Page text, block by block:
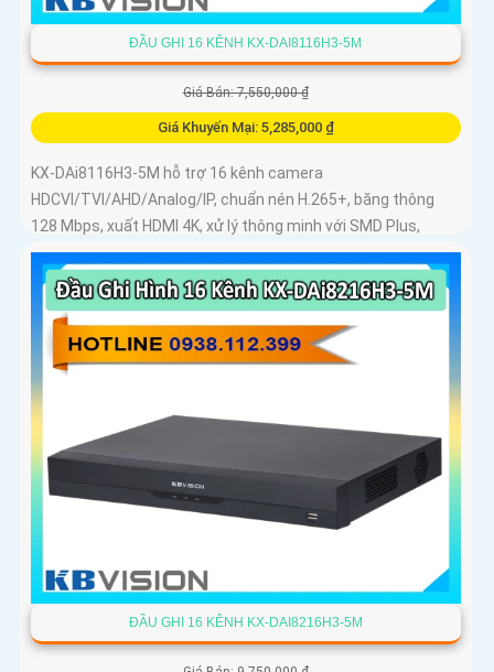
ĐẦU GHI 16 KÊNH KX-DAI8116H3-5M
Giá Bán: 7,550,000 ₫
Giá Khuyến Mại: 5,285,000 ₫
KX-DAi8116H3-5M hỗ trợ 16 kênh camera
HDCVI/TVI/AHD/Analog/IP, chuẩn nén H.265+, băng thông
128 Mbps, xuất HDMI 4K, xử lý thông minh với SMD Plus,
QuickPick 2.0, nhận diện khuôn mặt
ĐẦU GHI 16 KÊNH KX-DAI8216H3-5M